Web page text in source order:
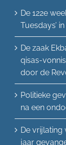
De 122e
Tuesdays’
De zaak
qisas-
door de
Politieke
na een
De vrijlating
jaar